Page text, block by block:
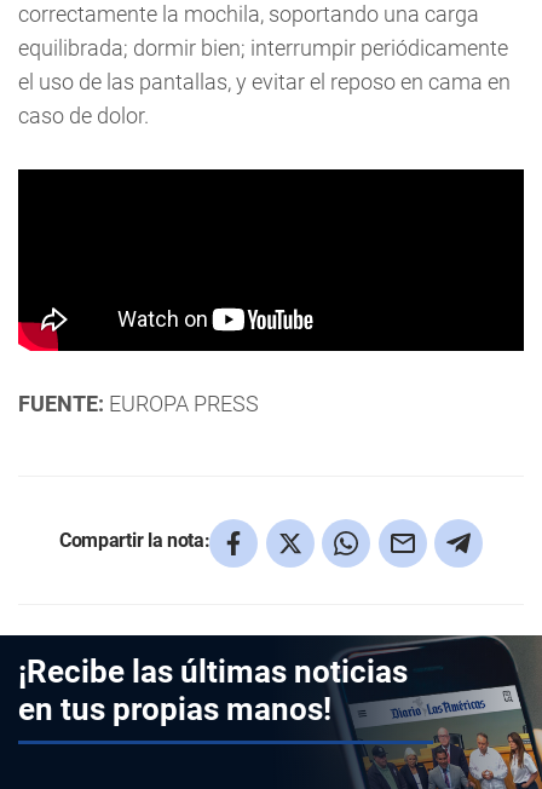
correctamente la mochila, soportando una carga
equilibrada; dormir bien; interrumpir periódicamente
el uso de las pantallas, y evitar el reposo en cama en
caso de dolor.
FUENTE: EUROPA PRESS
Compartir la nota:
¡Recibe las últimas noticias
en tus propias manos!